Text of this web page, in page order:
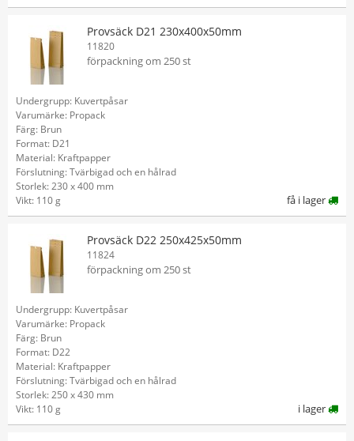
Provsäck D21 230x400x50mm
11820
förpackning om 250 st
Undergrupp: Kuvertpåsar
Varumärke: Propack
Färg: Brun
Format: D21
Material: Kraftpapper
Förslutning: Tvärbigad och en hålrad
Storlek: 230 x 400 mm
Vikt: 110 g
få i lager
Provsäck D22 250x425x50mm
11824
förpackning om 250 st
Undergrupp: Kuvertpåsar
Varumärke: Propack
Färg: Brun
Format: D22
Material: Kraftpapper
Förslutning: Tvärbigad och en hålrad
Storlek: 250 x 430 mm
Vikt: 110 g
i lager